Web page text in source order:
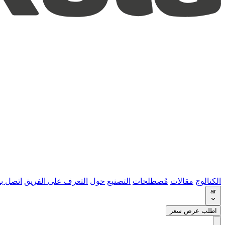
الكتالوج مقالات مُصطلحات التصنيع حول التعرف على الفريق اتصل
ar
اطلب عرض سعر